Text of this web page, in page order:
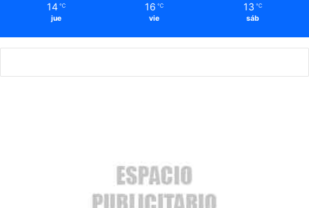
14 ℃
jue
16 ℃
vie
13 ℃
sáb